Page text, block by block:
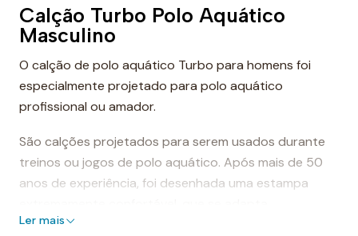
Calção Turbo Polo Aquático
Masculino
O calção de polo aquático Turbo para homens foi
especialmente projetado para polo aquático
profissional ou amador.
São calções projetados para serem usados durante
treinos ou jogos de polo aquático. Após mais de 50
anos de experiência, foi desenhada uma estampa
perfeitamente ao corpo, proporcionando conforto e
Ler mais